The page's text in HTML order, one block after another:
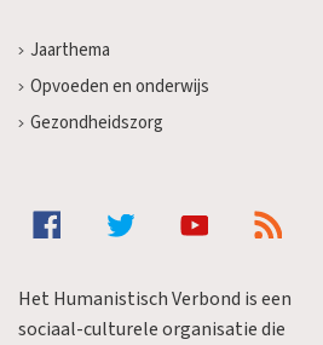
Jaarthema
Opvoeden en onderwijs
Gezondheidszorg
Het Humanistisch Verbond is een
sociaal-culturele organisatie die